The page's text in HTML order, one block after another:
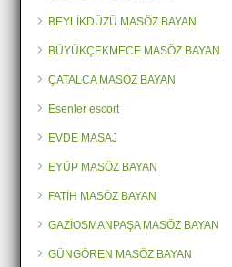
BEYLİKDÜZÜ MASÖZ BAYAN
BÜYÜKÇEKMECE MASÖZ BAYAN
ÇATALCA MASÖZ BAYAN
Esenler escort
EVDE MASAJ
EYÜP MASÖZ BAYAN
FATİH MASÖZ BAYAN
GAZİOSMANPAŞA MASÖZ BAYAN
GÜNGÖREN MASÖZ BAYAN